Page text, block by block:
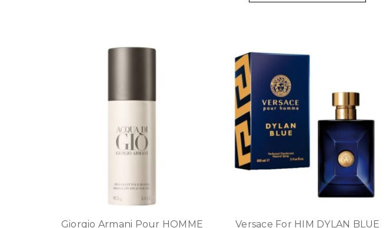
Giorgio Armani Pour HOMME
Versace For HIM DYLAN BLUE